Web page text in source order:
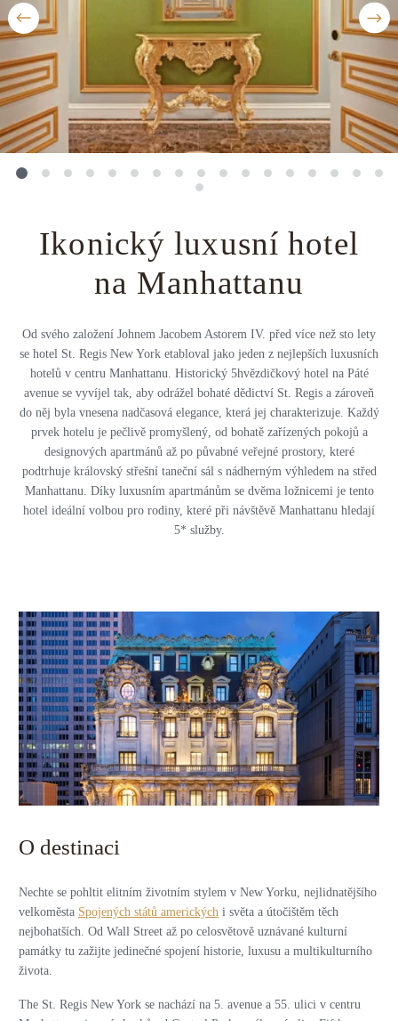
Ikonický luxusní hotel
na Manhattanu
Od svého založení Johnem Jacobem Astorem IV. před více než sto lety
se hotel St. Regis New York etabloval jako jeden z nejlepších luxusních
hotelů v centru Manhattanu. Historický 5hvězdičkový hotel na Páté
avenue se vyvíjel tak, aby odrážel bohaté dědictví St. Regis a zároveň
do něj byla vnesena nadčasová elegance, která jej charakterizuje. Každý
prvek hotelu je pečlivě promyšlený, od bohatě zařízených pokojů a
designových apartmánů až po půvabné veřejné prostory, které
podtrhuje královský střešní taneční sál s nádherným výhledem na střed
Manhattanu. Díky luxusním apartmánům se dvěma ložnicemi je tento
hotel ideální volbou pro rodiny, které při návštěvě Manhattanu hledají
5* služby.
O destinaci
Nechte se pohltit elitním životním stylem v New Yorku, nejlidnatějšího
velkoměsta Spojených států amerických i světa a útočištěm těch
nejbohatších. Od Wall Street až po celosvětově uznávané kulturní
památky tu zažijte jedinečné spojení historie, luxusu a multikulturního
života.
The St. Regis New York se nachází na 5. avenue a 55. ulici v centru
Všechny destinace
Private jet
Golfová dovolená
Dovolená na pláži
Prodloužený víkend
Privátní vily
Všechny zážitky
Uganda
Island
Botswana
Všechny destinace